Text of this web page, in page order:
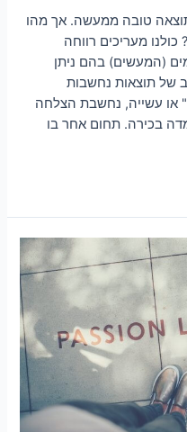
טובה ממעשה. אך מהו
מעריכים רווחה
(המעשים) בהם ניתן
של תוצאות נחשבות
עשייה, נחשבת הצלחה
בכירה. תחום אחר בו